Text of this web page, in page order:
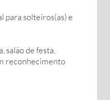
para solteiros(as) e
salão de festa,
reconhecimento